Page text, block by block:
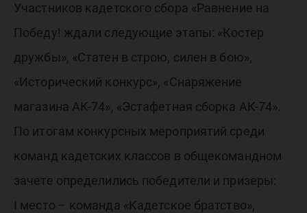
Участников кадетского сбора «Равнение на
Победу! ждали следующие этапы: «Костер
дружбы», «Статен в строю, силен в бою»,
«Исторический конкурс», «Снаряжение
магазина АК-74», «Эстафетная сборка АК-74».
По итогам конкурсных мероприятий среди
команд кадетских классов в общекомандном
зачете определились победители и призеры:
I место – команда «Кадетское братство»,